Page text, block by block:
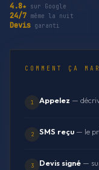
4.8★ sur Google
24/7 même la nuit
Devis garanti
COMMENT ÇA
1 Appelez —
2 SMS reçu — le
3 Devis signé —